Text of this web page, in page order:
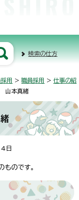
検索の仕方
採用 > 職員採用 > 仕事の紹
山本真緒
日
のです。